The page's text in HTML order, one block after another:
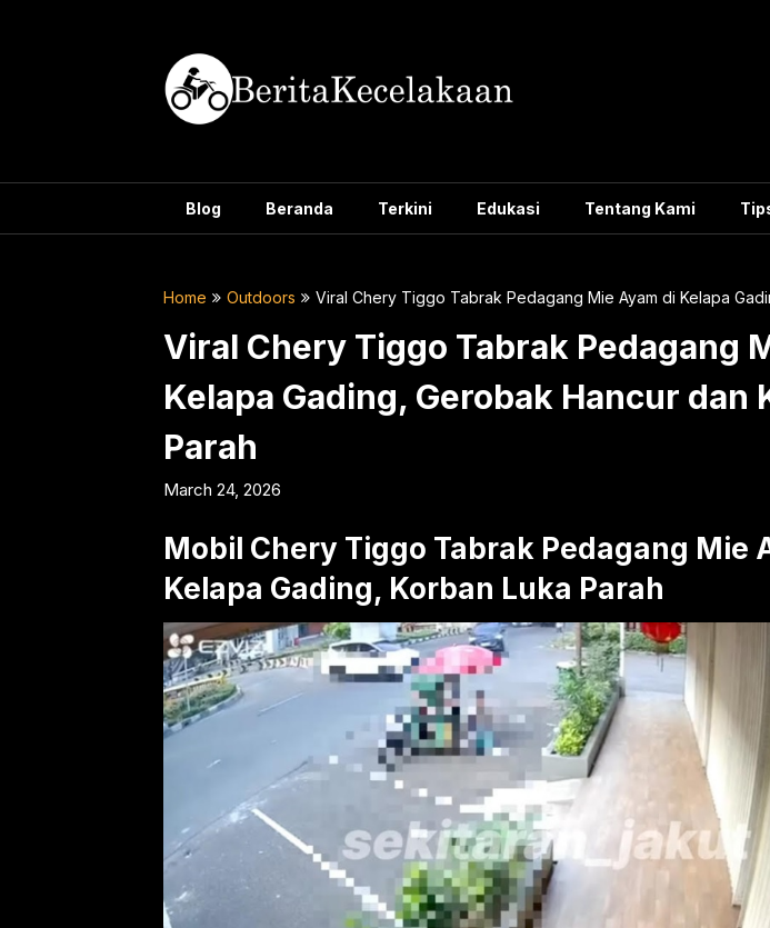
Blog Beranda Terkini Edukasi Tentang Kami
Home Outdoors Viral Chery Tiggo Tabrak Pedagang Mie Ayam di Kelapa
Viral Chery Tiggo Tabrak Pedagang
Kelapa Gading, Gerobak Hancur dan
Parah
March 24, 2026
Mobil Chery Tiggo Tabrak Pedagang Mie
Kelapa Gading, Korban Luka Parah